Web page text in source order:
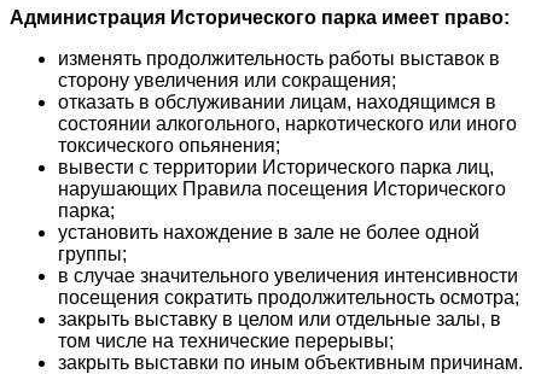
Администрация Исторического парка имеет право:
изменять продолжительность работы выставок в
сторону увеличения или сокращения;
отказать в обслуживании лицам, находящимся в
состоянии алкогольного, наркотического или иного
токсического опьянения;
вывести с территории Исторического парка лиц,
нарушающих Правила посещения Исторического
парка;
установить нахождение в зале не более одной
группы;
в случае значительного увеличения интенсивности
посещения сократить продолжительность осмотра;
закрыть выставку в целом или отдельные залы, в
том числе на технические перерывы;
закрыть выставки по иным объективным причинам.